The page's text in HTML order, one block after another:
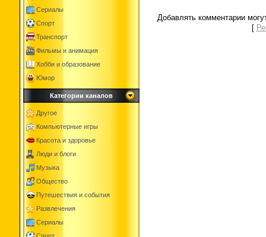
Сериалы
Спорт
Транспорт
Фильмы и анимация
Хобби и образование
Юмор
Категории каналов
Другое
Компьютерные игры
Красота и здоровье
Люди и блоги
Музыка
Общество
Путешествия и события
Развлечения
Сериалы
Добавлять комментарии
[